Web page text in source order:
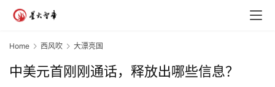
Home 西风吹 大漂亮国
中美元首刚刚通话，释放出哪些信息？